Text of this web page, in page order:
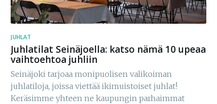
JUHLAT
Juhlatilat Seinäjoella: katso nämä 10 upeaa
vaihtoehtoa juhliin
Seinäjoki tarjoaa monipuolisen valikoiman
juhlatiloja, joissa viettää ikimuistoiset juhlat!
Keräsimme yhteen ne kaupungin parhaimmat